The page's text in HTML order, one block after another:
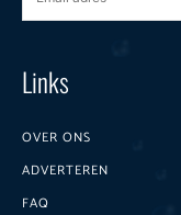
Links
OVER ONS
ADVERTEREN
FAQ